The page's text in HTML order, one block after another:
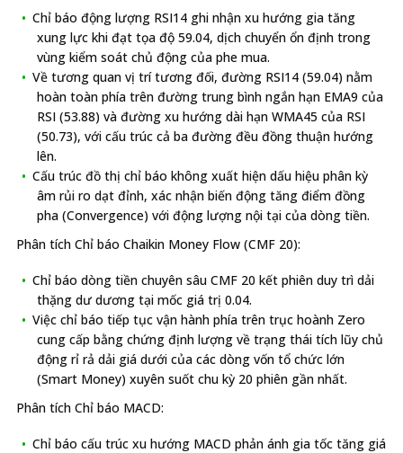
Chỉ báo động lượng RSI14 ghi nhận xu hướng gia tăng
xung lực khi đạt tọa độ 59.04, dịch chuyển ổn định trong
vùng kiểm soát chủ động của phe mua.
Về tương quan vị trí tương đối, đường RSI14 (59.04) nằm
hoàn toàn phía trên đường trung bình ngắn hạn EMA9 của
RSI (53.88) và đường xu hướng dài hạn WMA45 của RSI
(50.73), với cấu trúc cả ba đường đều đồng thuận hướng
lên.
Cấu trúc đồ thị chỉ báo không xuất hiện dấu hiệu phân kỳ
âm rủi ro dạt đỉnh, xác nhận biến động tăng điểm đồng
pha (Convergence) với động lượng nội tại của dòng tiền.
Phân tích Chỉ báo Chaikin Money Flow (CMF 20):
Chỉ báo dòng tiền chuyên sâu CMF 20 kết phiên duy trì dải
thặng dư dương tại mốc giá trị 0.04.
Việc chỉ báo tiếp tục vận hành phía trên trục hoành Zero
cung cấp bằng chứng định lượng về trạng thái tích lũy chủ
động rỉ rả dải giá dưới của các dòng vốn tổ chức lớn
(Smart Money) xuyên suốt chu kỳ 20 phiên gần nhất.
Phân tích Chỉ báo MACD:
Chỉ báo cấu trúc xu hướng MACD phản ánh gia tốc tăng giá